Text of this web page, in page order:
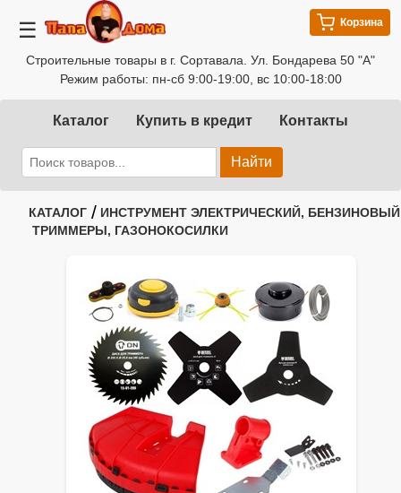
☰
Строительные товары в г. Сортавала. Ул. Бондарева 50 "А"
Режим работы: пн-сб 9:00-19:00, вс 10:00-18:00
Корзина
Каталог Купить в кредит Контакты
Найти
КАТАЛОГ / ИНСТРУМЕНТ ЭЛЕКТРИЧЕСКИЙ, БЕНЗИНОВЫЙ
ТРИММЕРЫ, ГАЗОНОКОСИЛКИ